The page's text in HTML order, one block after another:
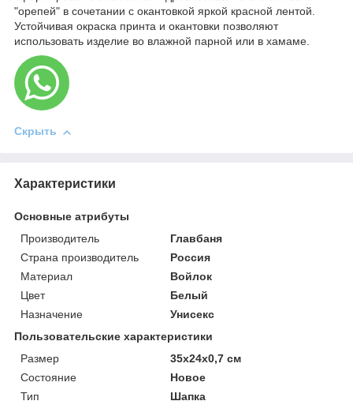
"орепей" в сочетании с окантовкой яркой красной лентой.
Устойчивая окраска принта и окантовки позволяют
использовать изделие во влажной парной или в хамаме.
Скрыть
Характеристики
Основные атрибуты
Производитель
Главбаня
Страна производитель
Россия
Материал
Войлок
Цвет
Белый
Назначение
Унисекс
Пользовательские характеристики
Размер
35х24х0,7 см
Состояние
Новое
Тип
Шапка